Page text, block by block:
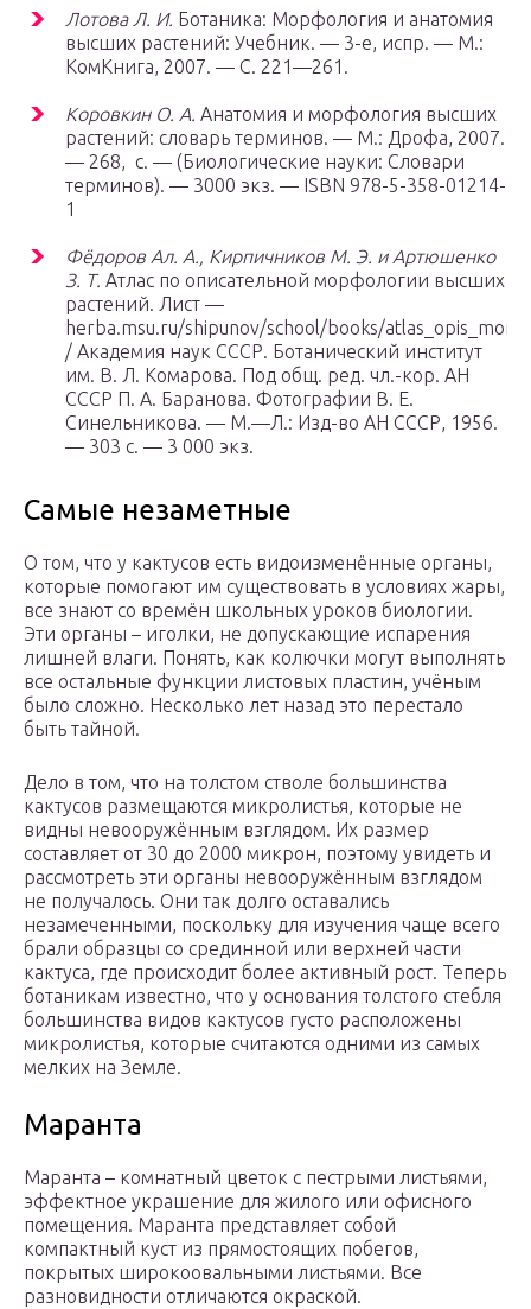
Лотова Л. И. Ботаника: Морфология и анатомия
высших растений: Учебник. — 3-е, испр. — М.:
КомКнига, 2007. — С. 221—261.
Коровкин О. А. Анатомия и морфология высших
растений: словарь терминов. — М.: Дрофа, 2007.
— 268, с. — (Биологические науки: Словари
терминов). — 3000 экз. — ISBN 978-5-358-01214-
1
Фёдоров Ал. А., Кирпичников М. Э. и Артюшенко
З. Т. Атлас по описательной морфологии высших
растений. Лист —
herba.msu.ru/shipunov/school/books/
/ Академия наук СССР. Ботанический институт
им. В. Л. Комарова. Под общ. ред. чл.-кор. АН
СССР П. А. Баранова. Фотографии В. Е.
Синельникова. — М.—Л.: Изд-во АН СССР, 1956.
— 303 с. — 3 000 экз.
Самые незаметные
О том, что у кактусов есть видоизменённые органы,
которые помогают им существовать в условиях жары,
все знают со времён школьных уроков биологии.
Эти органы – иголки, не допускающие испарения
лишней влаги. Понять, как колючки могут выполнять
все остальные функции листовых пластин, учёным
было сложно. Несколько лет назад это перестало
быть тайной.
Дело в том, что на толстом стволе большинства
кактусов размещаются микролистья, которые не
видны невооружённым взглядом. Их размер
составляет от 30 до 2000 микрон, поэтому увидеть и
рассмотреть эти органы невооружённым взглядом
не получалось. Они так долго оставались
незамеченными, поскольку для изучения чаще всего
брали образцы со срединной или верхней части
кактуса, где происходит более активный рост. Теперь
ботаникам известно, что у основания толстого стебля
большинства видов кактусов густо расположены
микролистья, которые считаются одними из самых
мелких на Земле.
Маранта
Маранта – комнатный цветок с пестрыми листьями,
эффектное украшение для жилого или офисного
помещения. Маранта представляет собой
компактный куст из прямостоящих побегов,
покрытых широкоовальными листьями. Все
разновидности отличаются окраской.